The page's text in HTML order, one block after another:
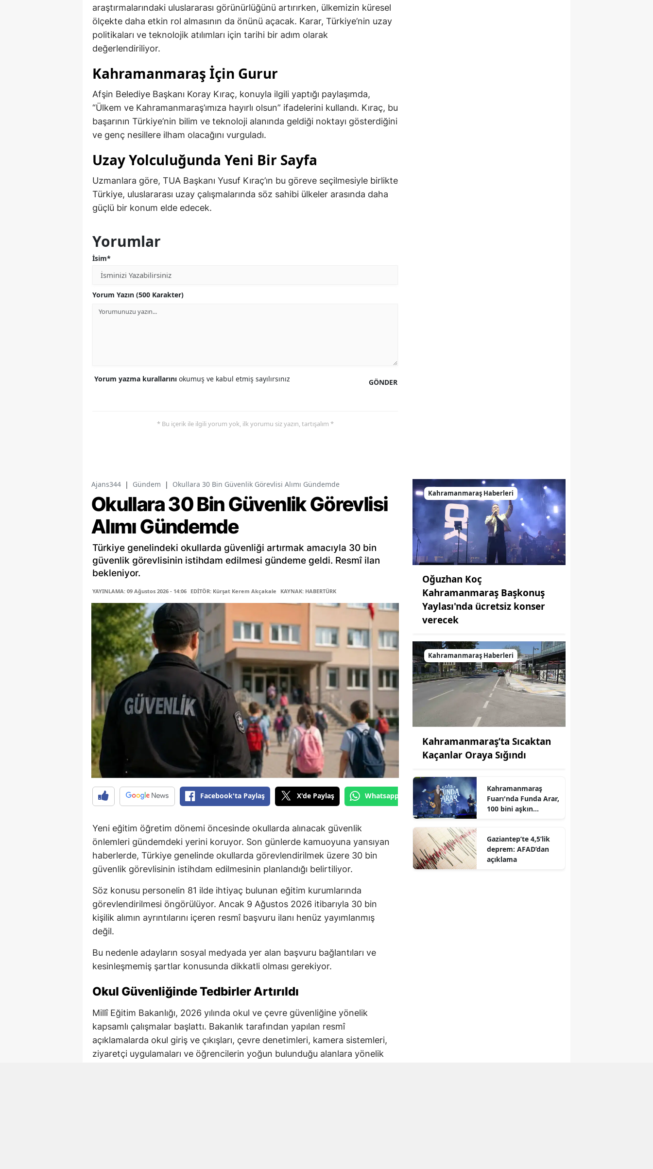
araştırmalarındaki uluslararası görünürlüğünü artırırken, ülkemizin küresel
ölçekte daha etkin rol almasının da önünü açacak. Karar, Türkiye’nin uzay
politikaları ve teknolojik atılımları için tarihi bir adım olarak
değerlendiriliyor.
Kahramanmaraş İçin Gurur
Afşin Belediye Başkanı Koray Kıraç, konuyla ilgili yaptığı paylaşımda,
“Ülkem ve Kahramanmaraş’ımıza hayırlı olsun” ifadelerini kullandı. Kıraç, bu
başarının Türkiye’nin bilim ve teknoloji alanında geldiği noktayı gösterdiğini
ve genç nesillere ilham olacağını vurguladı.
Uzay Yolculuğunda Yeni Bir Sayfa
Uzmanlara göre, TUA Başkanı Yusuf Kıraç’ın bu göreve seçilmesiyle birlikte
Türkiye, uluslararası uzay çalışmalarında söz sahibi ülkeler arasında daha
güçlü bir konum elde edecek.
Yorumlar
İsim*
Yorum Yazın (500 Karakter)
GÖNDER
Yorum yazma kurallarını okumuş ve kabul etmiş sayılırsınız
* Bu içerik ile ilgili yorum yok, ilk yorumu siz yazın, tartışalım *
Ajans344 | Gündem | Okullara 30 Bin Güvenlik Görevlisi Alımı Gündemde
Okullara 30 Bin Güvenlik Görevlisi
Alımı Gündemde
Türkiye genelindeki okullarda güvenliği artırmak amacıyla 30 bin
güvenlik görevlisinin istihdam edilmesi gündeme geldi. Resmî ilan
bekleniyor.
YAYINLAMA: 09 Ağustos 2026 - 14:06 EDİTÖR: Kürşat Kerem Akçakale KAYNAK: HABERTÜRK
Facebook'ta Paylaş X'de Paylaş Whatsapp'tan Gönder
Yeni eğitim öğretim dönemi öncesinde okullarda alınacak güvenlik
önlemleri gündemdeki yerini koruyor. Son günlerde kamuoyuna yansıyan
haberlerde, Türkiye genelinde okullarda görevlendirilmek üzere 30 bin
güvenlik görevlisinin istihdam edilmesinin planlandığı belirtiliyor.
Söz konusu personelin 81 ilde ihtiyaç bulunan eğitim kurumlarında
görevlendirilmesi öngörülüyor. Ancak 9 Ağustos 2026 itibarıyla 30 bin
kişilik alımın ayrıntılarını içeren resmî başvuru ilanı henüz yayımlanmış
değil.
Bu nedenle adayların sosyal medyada yer alan başvuru bağlantıları ve
kesinleşmemiş şartlar konusunda dikkatli olması gerekiyor.
Okul Güvenliğinde Tedbirler Artırıldı
Millî Eğitim Bakanlığı, 2026 yılında okul ve çevre güvenliğine yönelik
kapsamlı çalışmalar başlattı. Bakanlık tarafından yapılan resmî
açıklamalarda okul giriş ve çıkışları, çevre denetimleri, kamera sistemleri,
ziyaretçi uygulamaları ve öğrencilerin yoğun bulunduğu alanlara yönelik
Kahramanmaraş Haberleri
Oğuzhan Koç
Kahramanmaraş Başkonuş
Yaylası'nda ücretsiz konser
verecek
Kahramanmaraş Haberleri
Kahramanmaraş’ta Sıcaktan
Kaçanlar Oraya Sığındı
Kahramanmaraş
Fuarı'nda Funda Arar,
100 bini aşkın
Gaziantep’te 4,5’lik
deprem: AFAD’dan
açıklama